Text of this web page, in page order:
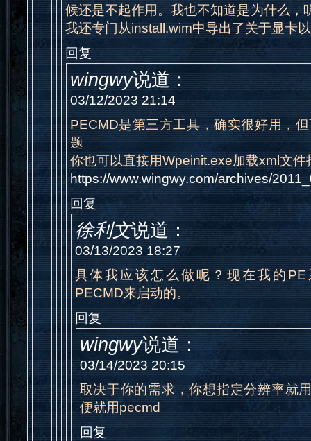
候还是不起作用。我也不知道是为什么，
我还专门从install.wim中导出了关于显卡
回复
wingwy说道：
03/12/2023 21:14
PECMD是第三方工具，确实很好用，
题。
你也可以直接用Wpeinit.exe加载xml文件
https://www.wingwy.com/archives/
回复
徐利文说道：
03/13/2023 18:27
具体我应该怎么做呢？现在我的
PECMD来启动的。
回复
wingwy说道：
03/14/2023 20:15
取决于你的需求，你想指定分辨率就
便就用pecmd
回复